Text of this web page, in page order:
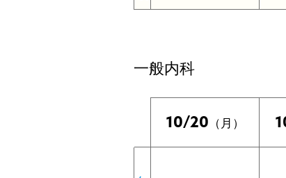
一般内科
10/20 （月）